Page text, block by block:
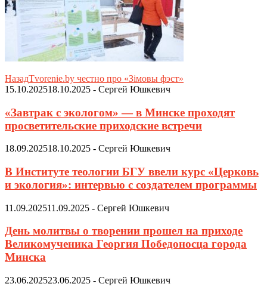
НазадTvorenie.by честно про «Зімовы фэст»
15.10.202518.10.2025 - Сергей Юшкевич
«Завтрак с экологом» — в Минске проходят
просветительские приходские встречи
18.09.202518.10.2025 - Сергей Юшкевич
В Институте теологии БГУ ввели курс «Церковь
и экология»: интервью с создателем программы
11.09.202511.09.2025 - Сергей Юшкевич
День молитвы о творении прошел на приходе
Великомученика Георгия Победоносца города
Минска
23.06.202523.06.2025 - Сергей Юшкевич